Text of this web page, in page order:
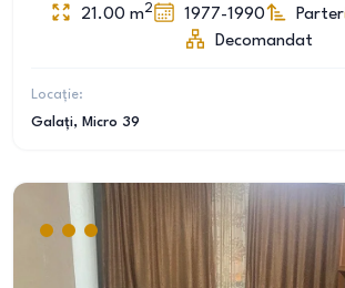
21.00 m2 1977-1990 Parter
Decomandat
Locație:
Galați, Micro 39